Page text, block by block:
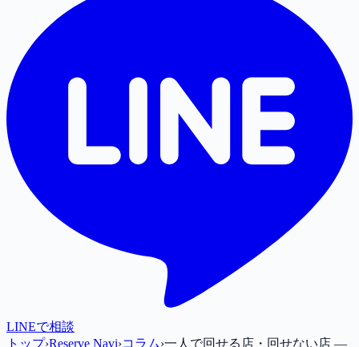
LINEで相談
トップ›Reserve Navi›コラム›一人で回せる店・回せない店 —